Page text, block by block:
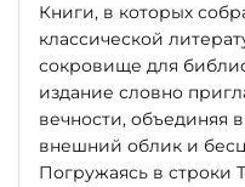
Книги, в которых
классической
сокровище для
издание словно
вечности, объединяя
внешний облик и
Погружаясь в строки